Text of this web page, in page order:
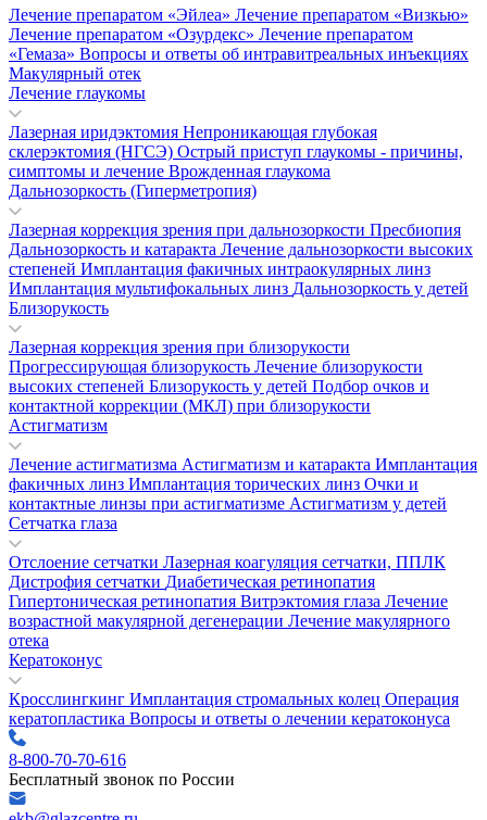
Лечение препаратом «Эйлеа» Лечение препаратом «Визкью»
Лечение препаратом «Озурдекс» Лечение препаратом
«Гемаза» Вопросы и ответы об интравитреальных инъекциях
Макулярный отек
Лечение глаукомы
Лазерная иридэктомия Непроникающая глубокая
склерэктомия (НГСЭ) Острый приступ глаукомы - причины,
симптомы и лечение Врожденная глаукома
Дальнозоркость (Гиперметропия)
Лазерная коррекция зрения при дальнозоркости Пресбиопия
Дальнозоркость и катаракта Лечение дальнозоркости высоких
степеней Имплантация факичных интраокулярных линз
Имплантация мультифокальных линз Дальнозоркость у детей
Близорукость
Лазерная коррекция зрения при близорукости
Прогрессирующая близорукость Лечение близорукости
высоких степеней Близорукость у детей Подбор очков и
контактной коррекции (МКЛ) при близорукости
Астигматизм
Лечение астигматизма Астигматизм и катаракта Имплантация
факичных линз Имплантация торических линз Очки и
контактные линзы при астигматизме Астигматизм у детей
Сетчатка глаза
Отслоение сетчатки Лазерная коагуляция сетчатки, ППЛК
Дистрофия сетчатки Диабетическая ретинопатия
Гипертоническая ретинопатия Витрэктомия глаза Лечение
возрастной макулярной дегенерации Лечение макулярного
отека
Кератоконус
Кросслингкинг Имплантация стромальных колец Операция
кератопластика Вопросы и ответы о лечении кератоконуса
8-800-70-70-616
Бесплатный звонок по России